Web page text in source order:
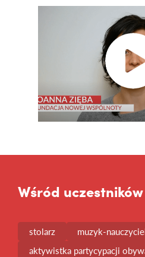
Wśród
stolarz
muzyk-
aktywistka partycypacji